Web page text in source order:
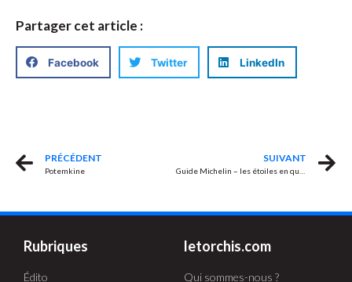
Partager cet article :
Facebook Twitter LinkedIn
PRÉCÉDENT
Potemkine
SUIVANT
Rubriques
Édito
letorchis.com
Qui sommes-nous ?